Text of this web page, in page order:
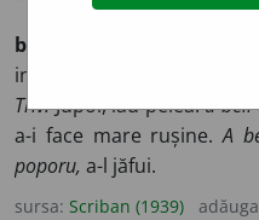
belésc
infl. poate de vsl.
Triv.Jupoĭ, ĭaŭ pelea:a beli
a-i face mare rușine.A
poporu, a-l jăfui.
sursa: Scriban (1939)